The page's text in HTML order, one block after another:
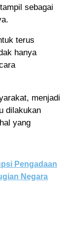
sebagai
terus
hanya
menjadi
dilakukan
yang
Pengadaan
Negara